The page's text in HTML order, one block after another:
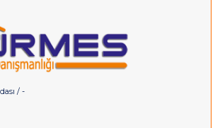
/ -